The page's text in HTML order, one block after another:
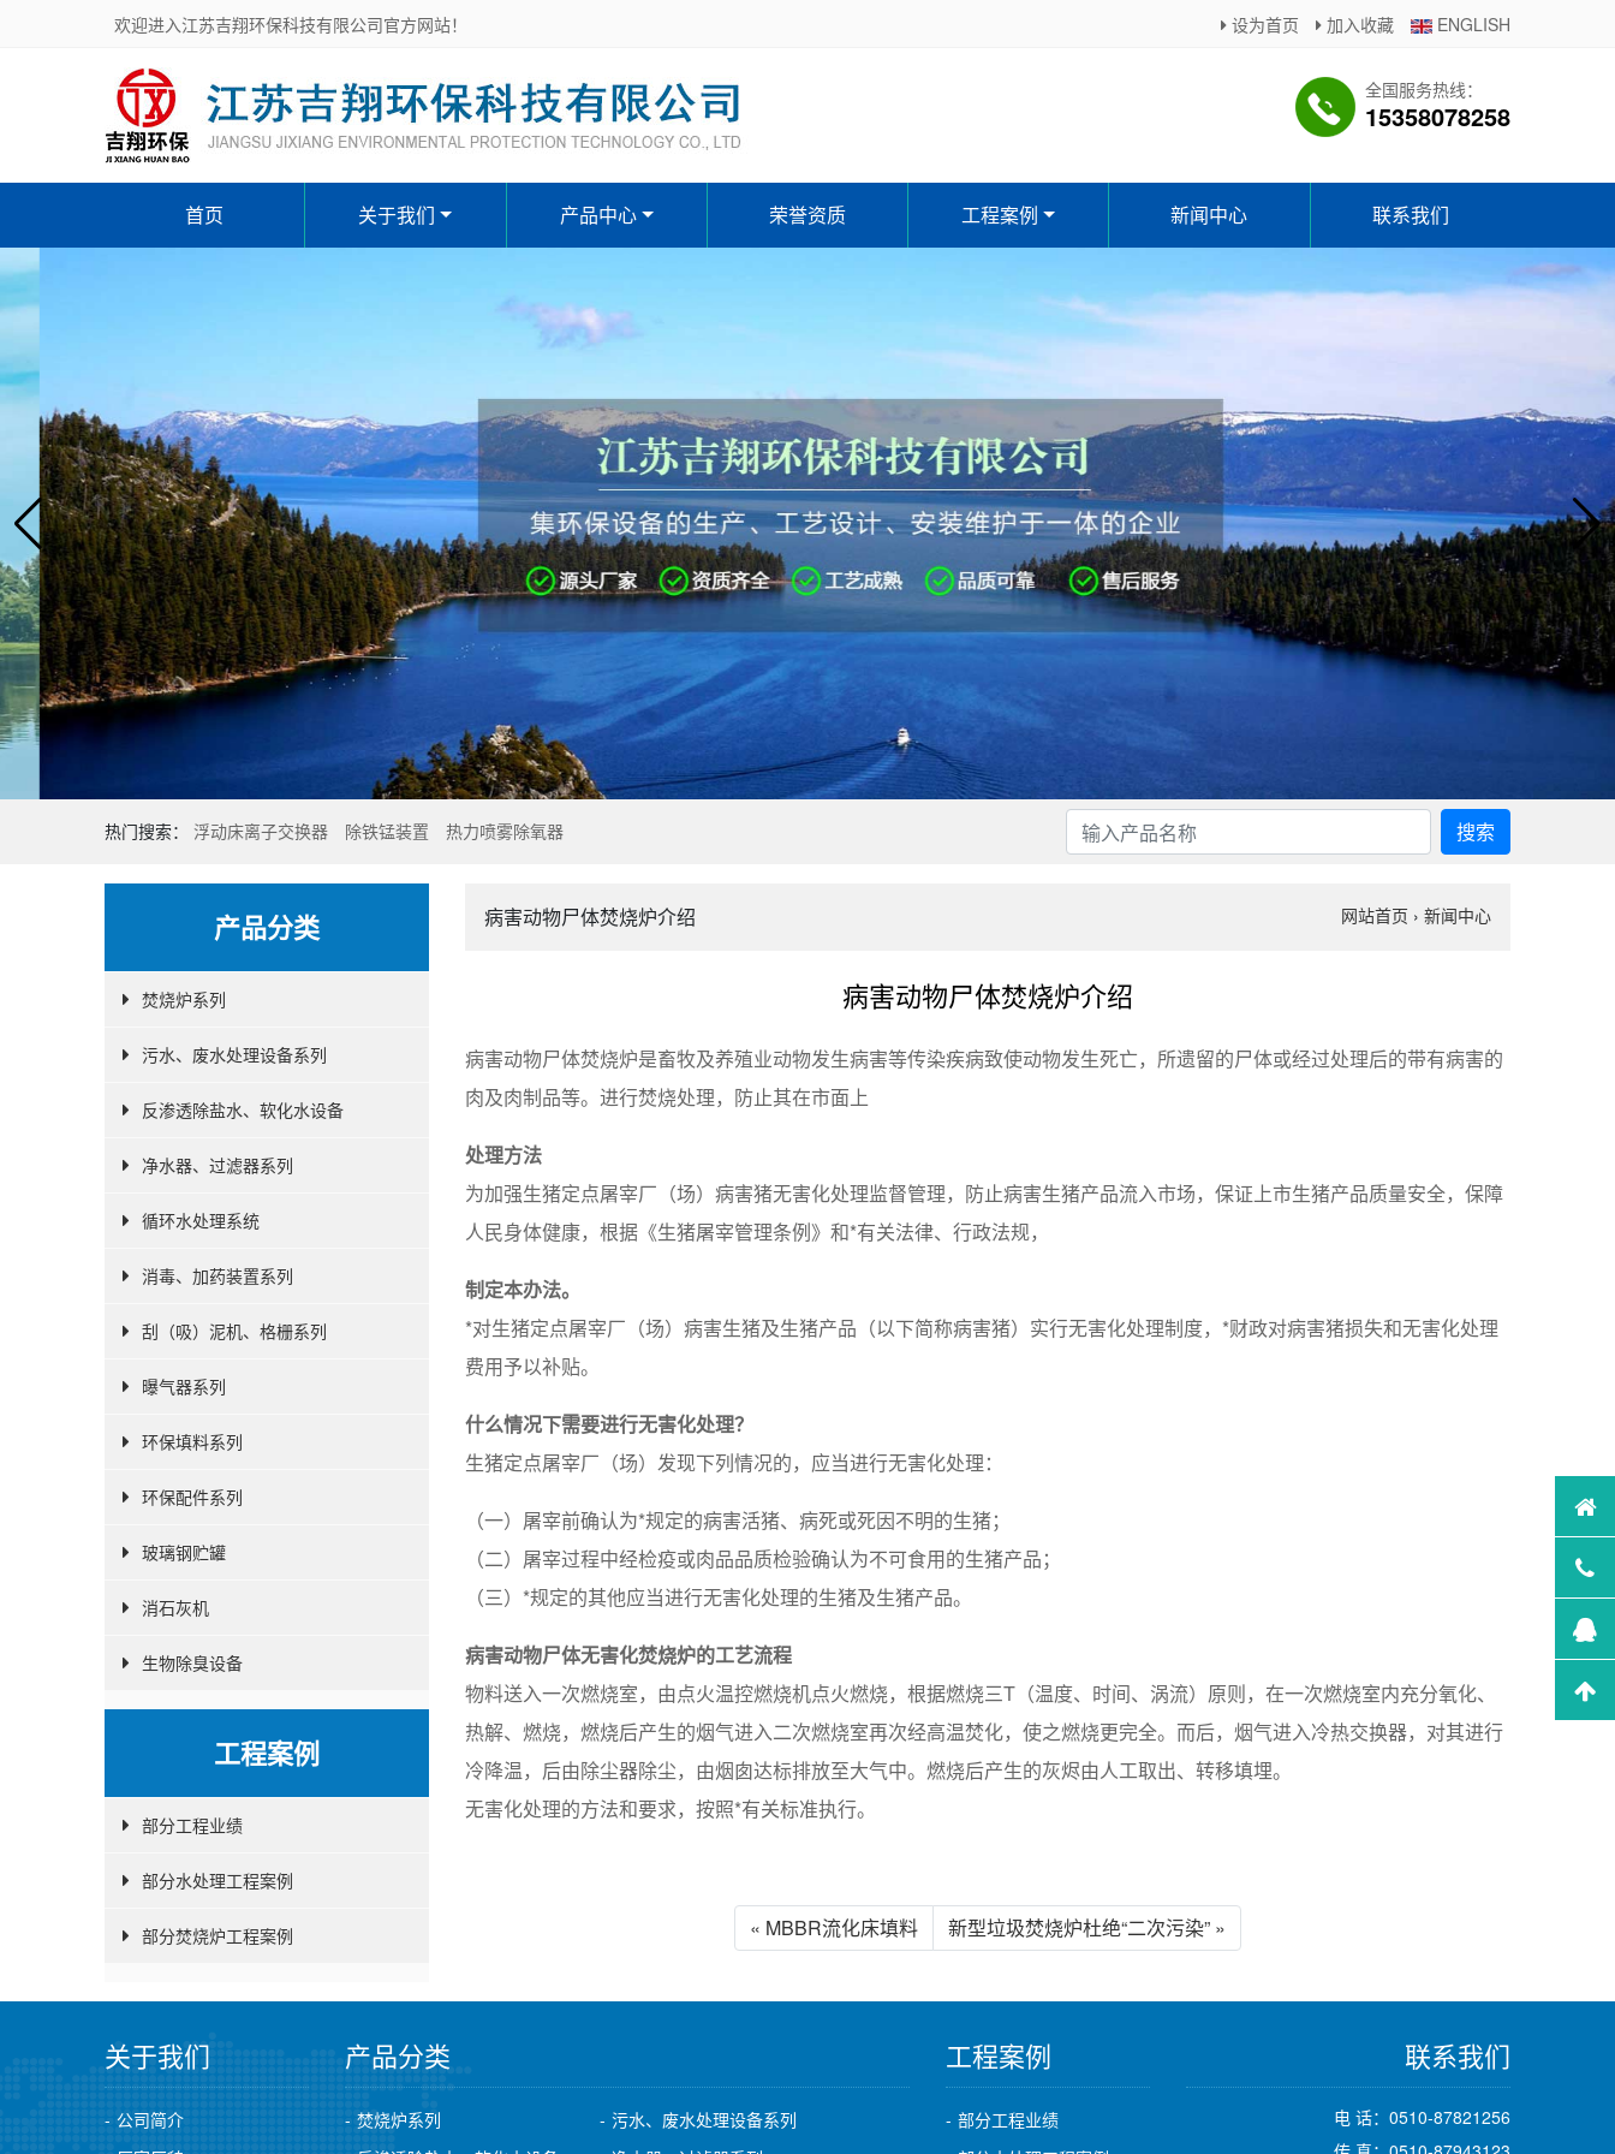
欢迎进入江苏吉翔环保科技有限公司官方网站！ 设为首页 加入收藏 ENGLISH
全国服务热线：
15358078258
首页 关于我们 产品中心 荣誉资质 工程案例 新闻中心 联系我们
热门搜索： 浮动床离子交换器 除铁锰装置 热力喷雾除氧器 搜索
产品分类
焚烧炉系列
污水、废水处理设备系列
反渗透除盐水、软化水设备
净水器、过滤器系列
循环水处理系统
消毒、加药装置系列
刮（吸）泥机、格栅系列
曝气器系列
环保填料系列
环保配件系列
玻璃钢贮罐
消石灰机
生物除臭设备
工程案例
部分工程业绩
部分水处理工程案例
部分焚烧炉工程案例
病害动物尸体焚烧炉介绍 网站首页 › 新闻中心
病害动物尸体焚烧炉介绍
病害动物尸体焚烧炉是畜牧及养殖业动物发生病害等传染疾病致使动物发生死亡，所遗留的尸体或经过处理后的带有病害的
肉及肉制品等。进行焚烧处理，防止其在市面上
处理方法
为加强生猪定点屠宰厂（场）病害猪无害化处理监督管理，防止病害生猪产品流入市场，保证上市生猪产品质量安全，保障
人民身体健康，根据《生猪屠宰管理条例》和*有关法律、行政法规，
制定本办法。
*对生猪定点屠宰厂（场）病害生猪及生猪产品（以下简称病害猪）实行无害化处理制度，*财政对病害猪损失和无害化处理
费用予以补贴。
什么情况下需要进行无害化处理？
生猪定点屠宰厂（场）发现下列情况的，应当进行无害化处理：
（一）屠宰前确认为*规定的病害活猪、病死或死因不明的生猪；
（二）屠宰过程中经检疫或肉品品质检验确认为不可食用的生猪产品；
（三）*规定的其他应当进行无害化处理的生猪及生猪产品。
病害动物尸体无害化焚烧炉的工艺流程
物料送入一次燃烧室，由点火温控燃烧机点火燃烧，根据燃烧三T（温度、时间、涡流）原则，在一次燃烧室内充分氧化、
热解、燃烧，燃烧后产生的烟气进入二次燃烧室再次经高温焚化，使之燃烧更完全。而后，烟气进入冷热交换器，对其进行
冷降温，后由除尘器除尘，由烟囱达标排放至大气中。燃烧后产生的灰烬由人工取出、转移填埋。
无害化处理的方法和要求，按照*有关标准执行。
« MBBR流化床填料 新型垃圾焚烧炉杜绝“二次污染” »
关于我们
公司简介
产品分类
焚烧炉系列
污水、废水处理设备系列
工程案例
部分工程业绩
联系我们
电 话：0510-87821256